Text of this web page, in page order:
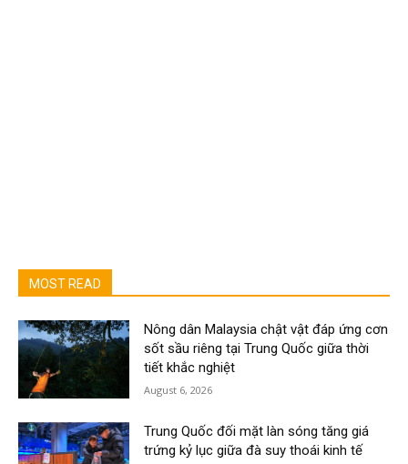
MOST READ
Nông dân Malaysia chật vật đáp ứng cơn
sốt sầu riêng tại Trung Quốc giữa thời
tiết khắc nghiệt
August 6, 2026
Trung Quốc đối mặt làn sóng tăng giá
trứng kỷ lục giữa đà suy thoái kinh tế